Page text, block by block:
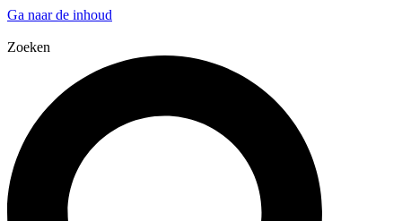
Ga naar de inhoud
Zoeken